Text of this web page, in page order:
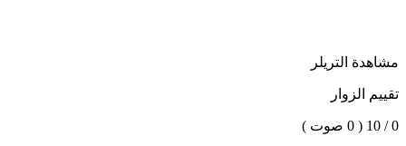
مشاهدة التريلر
تقييم الزوار
0 / 10 ( 0 صوت )